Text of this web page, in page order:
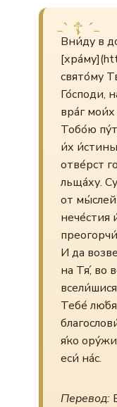
Вни́ду в
свято́му
Го́споди,
вра́г
Тобо́ю
и́х
отве́рст
льща́ху.
от
нече́стия
И да
на Тя́, во
Тебе́
я́ко
еси́ на́с.
Перевод: